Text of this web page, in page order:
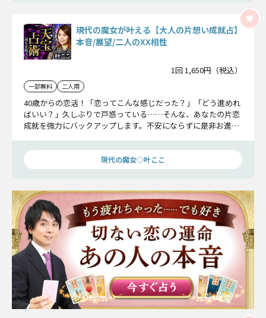
現代の魔女が叶える【大人の片想い成就占】
本音/展望/二人のXX相性
1回 1,650円（税込）
一部無料 二人用
40歳からの恋活！「恋ってこんな感じだった？」「どう進めれ
ばいい？」久しぶりで戸惑っている……そんな、あなたの片恋
成就を強力にバックアップします。不安にならずに是非お進み
う。
現代の魔女◇叶ここ